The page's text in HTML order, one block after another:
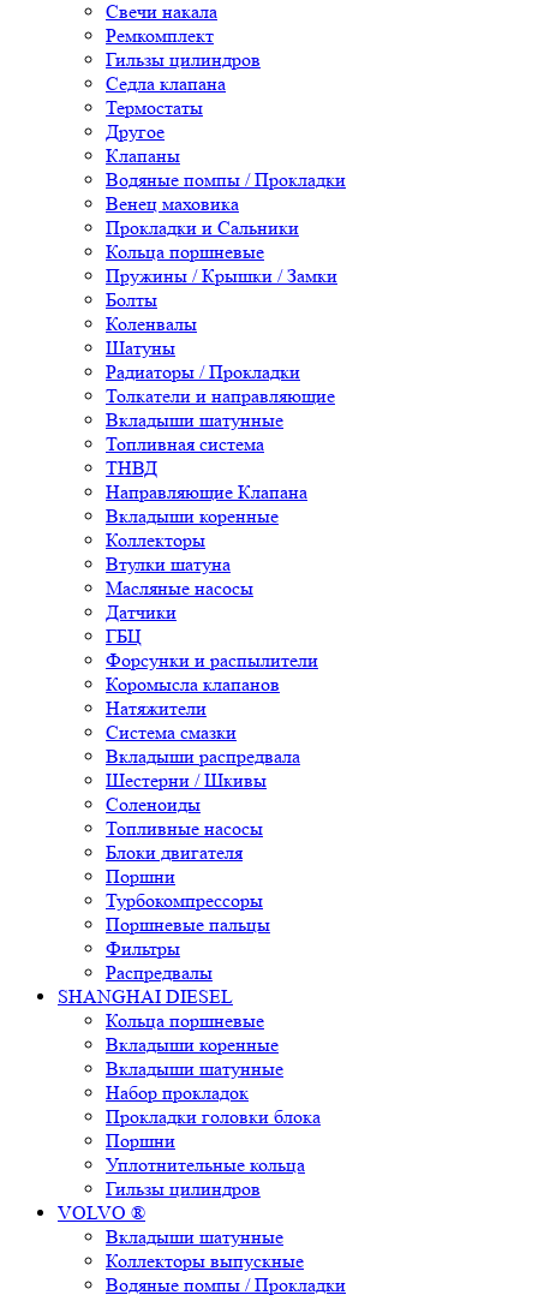
Свечи накала
Ремкомплект
Гильзы цилиндров
Седла клапана
Термостаты
Другое
Клапаны
Водяные помпы / Прокладки
Венец маховика
Прокладки и Сальники
Кольца поршневые
Пружины / Крышки / Замки
Болты
Коленвалы
Шатуны
Радиаторы / Прокладки
Толкатели и направляющие
Вкладыши шатунные
Топливная система
ТНВД
Направляющие Клапана
Вкладыши коренные
Коллекторы
Втулки шатуна
Масляные насосы
Датчики
ГБЦ
Форсунки и распылители
Коромысла клапанов
Натяжители
Система смазки
Вкладыши распредвала
Шестерни / Шкивы
Соленоиды
Топливные насосы
Блоки двигателя
Поршни
Турбокомпрессоры
Поршневые пальцы
Фильтры
Распредвалы
SHANGHAI DIESEL
Кольца поршневые
Вкладыши коренные
Вкладыши шатунные
Набор прокладок
Прокладки головки блока
Поршни
Уплотнительные кольца
Гильзы цилиндров
VOLVO ®
Вкладыши шатунные
Коллекторы выпускные
Водяные помпы / Прокладки